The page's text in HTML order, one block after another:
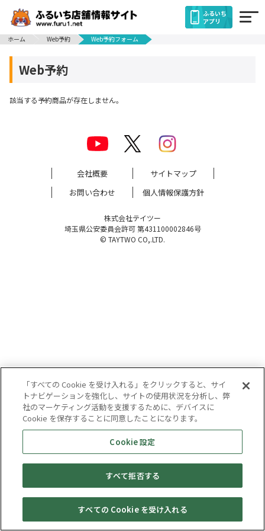
ふるいち
アプリ
ホーム
Web予約 Web予約フォーム
Web予約
該当する予約商品が存在しません。
会社概要
サイトマップ
お問い合わせ
個人情報保護方針
株式会社テイツー
埼玉県公安委員会許可 第431100002846号
© TAYTWO CO,.LTD.
キャンペーン 店舗一覧 Web予約 買取情報 宅配買取
「すべての Cookie を受け入れる」をクリックすると、サイ
トナビゲーションを強化し、サイトの使用状況を分析し、弊
社のマーケティング活動を支援するために、デバイスに
Cookie を保存することに同意したことになります。
Cookie 設定
すべて拒否する
すべての Cookie を受け入れる